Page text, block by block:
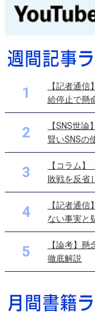
1
【記者通
給停止で懸
2
【SNS世
賢いSNSの
3
【コラム
敗戦を反省
4
【記者通
ない事実と
5
【論考】
徹底解説